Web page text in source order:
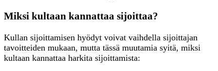
Miksi kultaan kannattaa sijoittaa?
Kullan sijoittamisen hyödyt voivat vaihdella sijoittajan
tavoitteiden mukaan, mutta tässä muutamia syitä, miksi
kultaan kannattaa harkita sijoittamista: